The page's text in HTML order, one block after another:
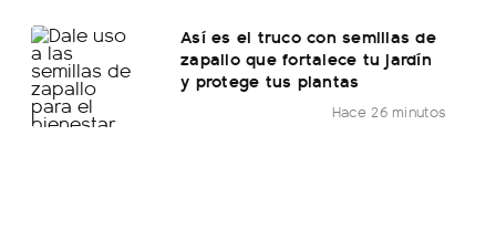
Así es el truco con semillas de
zapallo que fortalece tu jardín
y protege tus plantas
Hace 26 minutos